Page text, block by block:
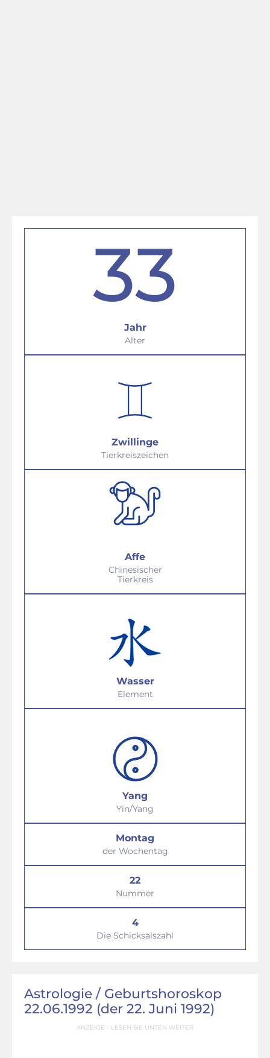
33
Jahr
Alter
Zwillinge
Tierkreiszeichen
Affe
Chinesischer
Tierkreis
Wasser
Element
Yang
Yin/Yang
Montag
der Wochentag
22
Nummer
4
Die Schicksalszahl
Astrologie / Geburtshoroskop
22.06.1992 (der 22. Juni 1992)
ANZEIGE - LESEN SIE UNTEN WEITER